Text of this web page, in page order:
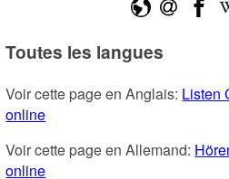
Toutes les langues
Voir cette page en Anglais: Listen
online
Voir cette page en Allemand:
online